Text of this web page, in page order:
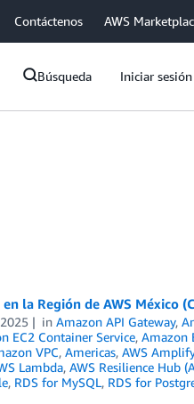
Contáctenos AWS
Búsqueda Iniciar
la Región de AWS México
inAmazon API Gateway,
EC2 Container Service, Amazon
VPC, Americas, AWS Amplify
Lambda, AWS Resilience Hub
, RDS for MySQL, RDS for